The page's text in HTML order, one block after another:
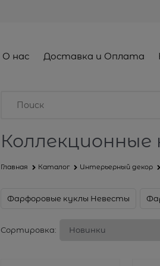
О нас Доставка и Оплата
Коллекционные
Главная Каталог Интерьерный декор
Фарфоровые куклы Невесты
Сортировка: